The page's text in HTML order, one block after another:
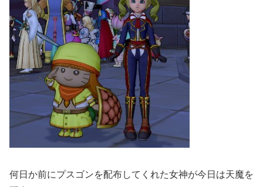
何日か前にプスゴンを配布してくれた女神が今日は天魔を